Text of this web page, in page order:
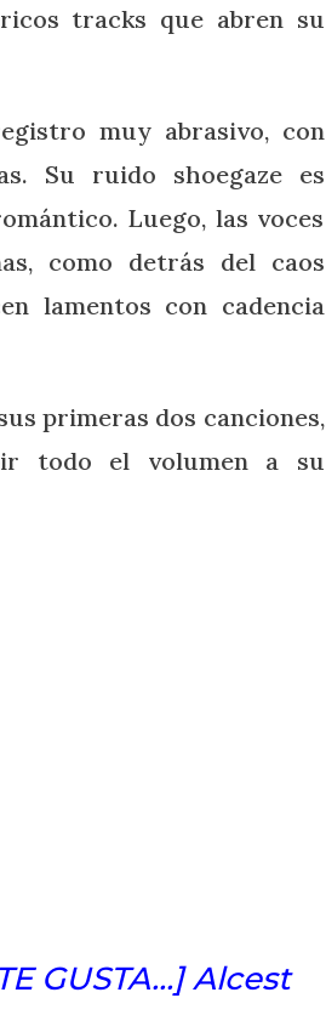
tracks que abren su
muy abrasivo, con
Su ruido shoegaze es
Luego, las voces
como detrás del caos
lamentos con cadencia
primeras dos canciones,
todo el volumen a su
GUSTA…] Alcest